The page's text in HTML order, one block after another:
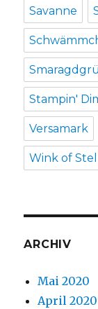
Savanne
Stampin'
Versamark
Wink of
ARCHIV
Mai 2020
April 2020